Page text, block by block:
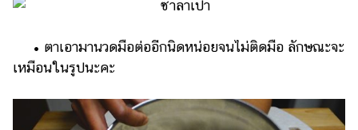
• ตาเอามานวดมือต่ออีกนิดหน่อยจนไม่ติดมือ ลักษณะจะ
เหมือนในรูปนะคะ